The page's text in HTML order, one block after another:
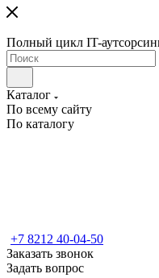
Полный цикл IT-
Каталог
По всему сайту
По каталогу
+7 8212 40-04-50
Заказать звонок
Задать вопрос